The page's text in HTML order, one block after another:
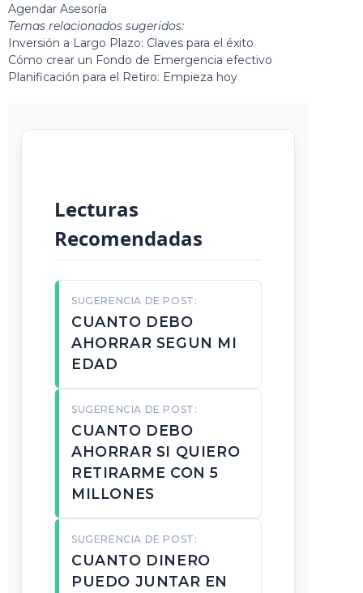
Agendar Asesoría
Temas relacionados sugeridos:
Inversión a Largo Plazo: Claves para el éxito
Cómo crear un Fondo de Emergencia efectivo
Planificación para el Retiro: Empieza hoy
Lecturas
Recomendadas
SUGERENCIA DE POST:
CUANTO DEBO
AHORRAR SEGUN MI
EDAD
SUGERENCIA DE POST:
CUANTO DEBO
AHORRAR SI QUIERO
RETIRARME CON 5
MILLONES
SUGERENCIA DE POST:
CUANTO DINERO
PUEDO JUNTAR EN